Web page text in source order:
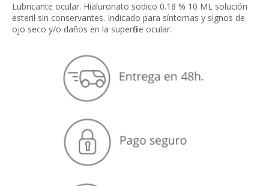
Lubricante ocular. Hialuronato sodico 0.18 % 10 ML solución
esteril sin conservantes. Indicado para síntomas y signos de
ojo seco y/o daños en la superficie ocular.